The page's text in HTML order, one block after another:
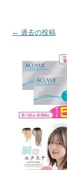
投稿ナビゲーショ
← 過去の投稿